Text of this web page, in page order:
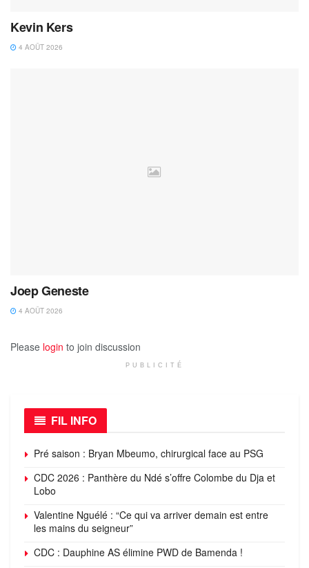
Kevin Kers
4 AOÛT 2026
Joep Geneste
4 AOÛT 2026
Please login to join discussion
PUBLICITÉ
FIL INFO
Pré saison : Bryan Mbeumo, chirurgical face au PSG
CDC 2026 : Panthère du Ndé s’offre Colombe du Dja et
Lobo
Valentine Nguélé : “Ce qui va arriver demain est entre
les mains du seigneur”
CDC : Dauphine AS élimine PWD de Bamenda !